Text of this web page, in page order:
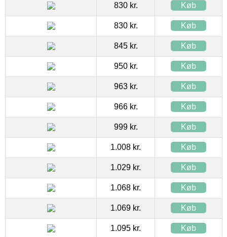
830 kr. Køb
830 kr. Køb
845 kr. Køb
950 kr. Køb
963 kr. Køb
966 kr. Køb
999 kr. Køb
1.008 kr. Køb
1.029 kr. Køb
1.068 kr. Køb
1.069 kr. Køb
1.095 kr. Køb